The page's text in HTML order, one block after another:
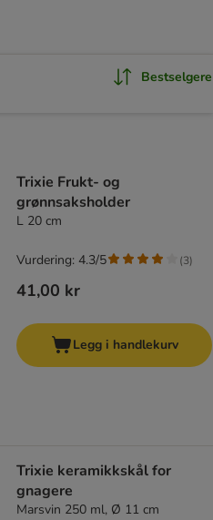
Bestselgere
Trixie Frukt- og
grønnsaksholder
L 20 cm
41,00 kr
Vurdering: 4.3/5 (3)
Legg i handlekurv
Trixie keramikkskål for
gnagere
Marsvin 250 ml, Ø 11 cm